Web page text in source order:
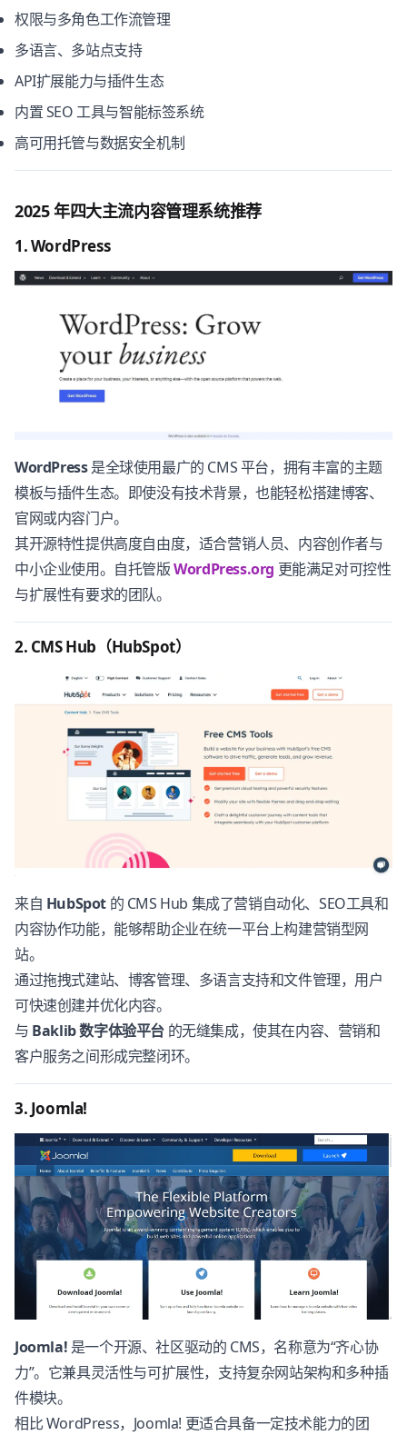
权限与多角色工作流管理
多语言、多站点支持
API扩展能力与插件生态
内置 SEO 工具与智能标签系统
高可用托管与数据安全机制
2025 年四大主流内容管理系统推荐
1. WordPress
WordPress是全球使用最广的 CMS 平台，拥有丰富的主题
模板与插件生态。即使没有技术背景，也能轻松搭建博客、
官网或内容门户。
其开源特性提供高度自由度，适合营销人员、内容创作者与
中小企业使用。自托管版WordPress.org 更能满足对可控性
与扩展性有要求的团队。
2. CMS Hub（HubSpot）
来自 HubSpot 的 CMS Hub 集成了营销自动化、SEO工具和
内容协作功能，能够帮助企业在统一平台上构建营销型网
站。
通过拖拽式建站、博客管理、多语言支持和文件管理，用户
可快速创建并优化内容。
与 Baklib 数字体验平台 的无缝集成，使其在内容、营销和
客户服务之间形成完整闭环。
3. Joomla!
Joomla!是一个开源、社区驱动的 CMS，名称意为“齐心协
力”。它兼具灵活性与可扩展性，支持复杂网站架构和多种插
件模块。
相比 WordPress，Joomla! 更适合具备一定技术能力的团